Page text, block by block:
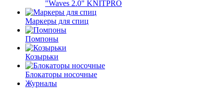
"Waves 2.0" KNITPRO
Маркеры для спиц
Помпоны
Козырьки
Блокаторы носочные
Журналы